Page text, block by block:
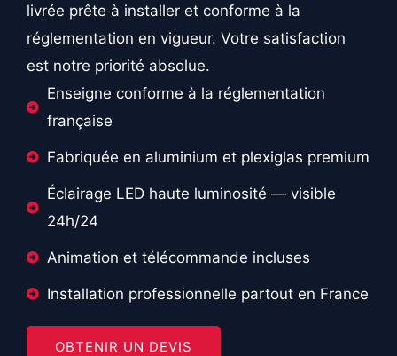
livrée prête à installer et conforme à la
réglementation en vigueur. Votre satisfaction
est notre priorité absolue.
Enseigne conforme à la réglementation
française
Fabriquée en aluminium et plexiglas premium
Éclairage LED haute luminosité — visible
24h/24
Animation et télécommande incluses
Installation professionnelle partout en France
OBTENIR UN DEVIS